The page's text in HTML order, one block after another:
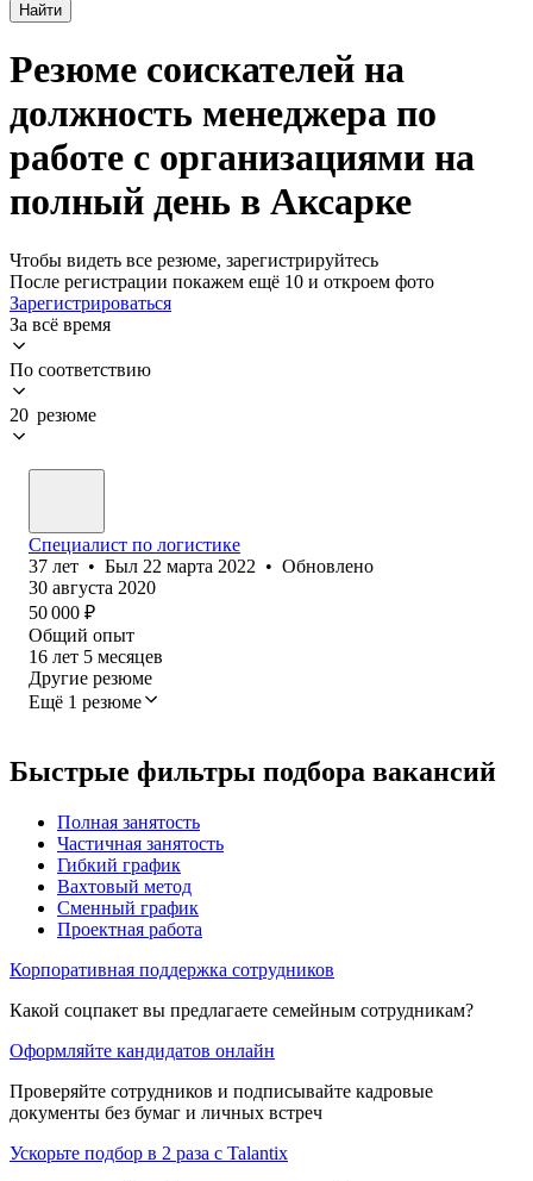
Найти
Резюме соискателей на
должность менеджера по
работе с организациями на
полный день в Аксарке
Чтобы видеть все резюме, зарегистрируйтесь
После регистрации покажем ещё 10 и откроем фото
Зарегистрироваться
За всё время
По соответствию
20 резюме
Специалист по логистике
37 лет • Был 22 марта 2022 • Обновлено
30 августа 2020
50 000 ₽
Общий опыт
16 лет 5 месяцев
Другие резюме
Ещё 1 резюме
Быстрые фильтры подбора вакансий
Полная занятость
Частичная занятость
Гибкий график
Вахтовый метод
Сменный график
Проектная работа
Корпоративная поддержка сотрудников
Какой соцпакет вы предлагаете семейным сотрудникам?
Оформляйте кандидатов онлайн
Проверяйте сотрудников и подписывайте кадровые
документы без бумаг и личных встреч
Ускорьте подбор в 2 раза с Talantix